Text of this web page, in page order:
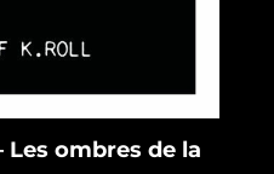
Les ombres de la